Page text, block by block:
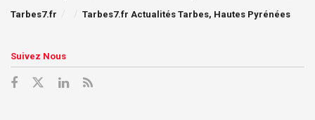
Tarbes7.fr
Tarbes7.fr Actualités Tarbes, Hautes Pyrénées
Suivez Nous